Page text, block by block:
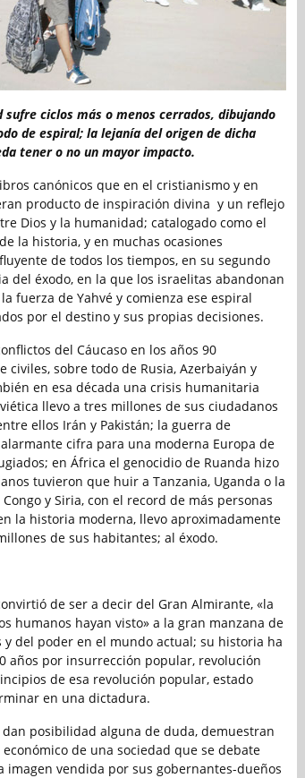
ciclos más o menos cerrados, dibujando
de espiral; la lejanía del origen de dicha
tener o no un mayor impacto.
canónicos que en el cristianismo y en
producto de inspiración divina y un reflejo
Dios y la humanidad; catalogado como el
la historia, y en muchas ocasiones
de todos los tiempos, en su segundo
del éxodo, en la que los israelitas abandonan
fuerza de Yahvé y comienza ese espiral
por el destino y sus propias decisiones.
del Cáucaso en los años 90
civiles, sobre todo de Rusia, Azerbaiyán y
en esa década una crisis humanitaria
llevo a tres millones de sus ciudadanos
ellos Irán y Pakistán; la guerra de
cifra para una moderna Europa de
en África el genocidio de Ruanda hizo
tuvieron que huir a Tanzania, Uganda o la
y Siria, con el record de más personas
la historia moderna, llevo aproximadamente
de sus habitantes; al éxodo.
de ser a decir del Gran Almirante, «la
humanos hayan visto» a la gran manzana de
del poder en el mundo actual; su historia ha
años por insurrección popular, revolución
de esa revolución popular, estado
en una dictadura.
dan posibilidad alguna de duda, demuestran
de una sociedad que se debate
imagen vendida por sus gobernantes-dueños